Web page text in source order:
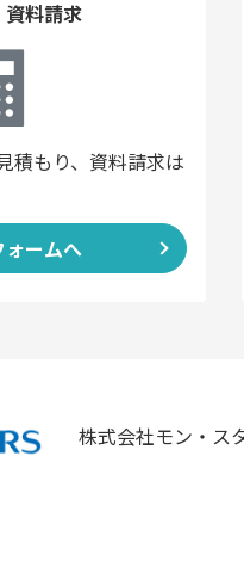
料請求
積もり、資料請求は
ームへ
株式会社モン・ス